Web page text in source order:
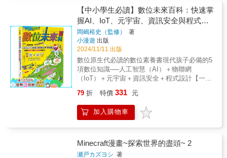
「AI」這個詞彙。實際上，雖然我們大家都知
道AI這個詞，但是卻不了解它到底是什麼？
本書拋棄了艱深的數學算式，用簡單明瞭的方
式引導你了解什麼是AI？裡頭有什麼樣的構
造？可以做什麼？以及與每個人的生活有著什
麼樣的關聯性？ 現今的社會，每個人都知道
「電腦」及「網路」，相信本書的讀者群中，
應該也有許多人是這方面的高手。「電腦」及
「網路」儼然已經成為我們生活中不可缺少的
工具與系統，任何人都能從中受益，並且有效
適。 而 「AI」也是其中的工具之一。無論是上
班時，或是平常生活時，「AI」已逐漸成為任
何人都能使用且能幫助我們處理事務的好幫
者2025年寫給台灣讀者的話】在預測人工智慧
的未來時，有人說人工智慧還需要很長時間才
活運用指令，讓每個玩家都能快速入門並掌握
核心技能！第4章：資料庫整理全面的指令ID資
料，從友好生物到敵對怪物，甚至結構和附魔
效果，全都一應俱全，方便隨時查閱！【本書
的超無雙特色】☆ 極速學會指令技巧，5分鐘
就能掌握基本概念！☆ 適合新手和進階玩家，
涵蓋多層次應用範例！☆ 讓遊戲變得更創意、
更有趣，享受從未有過的Minecraft體驗！不管
你是初次接觸指令的新玩家，還是尋找進階玩
速成）Minecraft超無雙指令大集合》都將成為
你不可錯過的最佳選擇！
書的最後部分，你將編寫兩個完整的遊戲：一
個經典的彈跳球遊戲，以及一個能在平台上跳
躍、有動畫及更多效果的「火柴人逃生」遊
戲。本書針對Python3程式設計進行了全面更
新，加入了一些新的程式設計小測驗，還有3個
附錄幫助讀者學習Python的關鍵字、內建函式
和程式碼偵錯。當你完成這一趟程式設計之旅
後，你將學到：●使用列表、元組和字典等基本
資料結構●使用函式和模組來組織並重複使用程
式碼●使用迴圈和條件語句等控制結構●使用
模組來建立遊戲、動畫以及其他畫面效果本書
是你進入神奇的電腦程式設計世界的門票。
【中小學生必讀】數位未來百科：快速掌
握AI、IoT、元宇宙、資訊安全與程式設
計，培養創造力與解決問題的能力！
岡嶋裕史（監修）
著
小漫遊 出版
2024/11/11 出版
數位原生代必讀的數位素養書現代孩子必備的5
項數位知識──人工智慧（AI）＋物聯網
（IoT）＋元宇宙＋資訊安全＋程式設計【一看
以看得津津有味的數位知識入門書你希望你的
孩子在未來數位世界中只是「使用者」，還是
「創造者」？未來的世界將不再只依賴單純的
能力☑走到哪裡都能派上用場的邏輯思考能力
☑負責創新科技所需的創意發想能力☑將創意
79 折 特價 331 元
加入購物車
Minecraft漫畫~探索世界的盡頭~ 2
瀬戸カズヨシ 著